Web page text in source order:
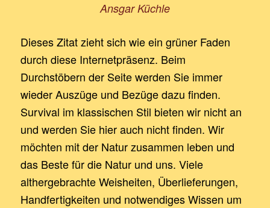
Ansgar Küchle
Dieses Zitat zieht sich wie ein grüner Faden
durch diese Internetpräsenz. Beim
Durchstöbern der Seite werden Sie immer
wieder Auszüge und Bezüge dazu finden.
Survival im klassischen Stil bieten wir nicht an
und werden Sie hier auch nicht finden. Wir
möchten mit der Natur zusammen leben und
das Beste für die Natur und uns. Viele
althergebrachte Weisheiten, Überlieferungen,
Handfertigkeiten und notwendiges Wissen um